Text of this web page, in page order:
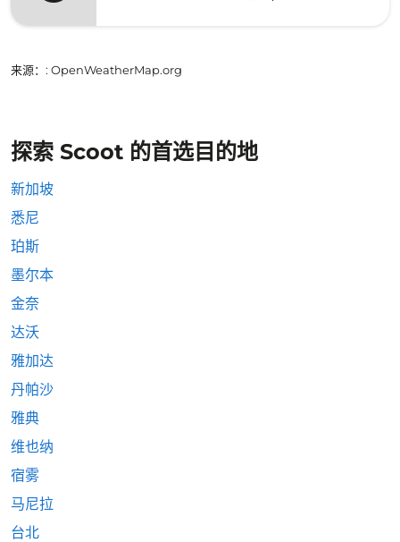
来源： : OpenWeatherMap.org
探索 Scoot 的首选目的地
新加坡
悉尼
珀斯
墨尔本
金奈
达沃
雅加达
丹帕沙
雅典
维也纳
宿雾
马尼拉
台北